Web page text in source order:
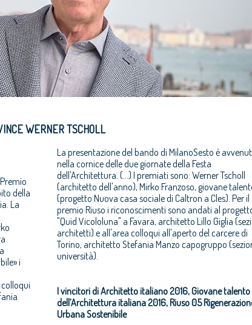
WERNER TSCHOLL
della
La
i
La presentazione del bando di MilanoSesto è
nella cornice delle due giornate della Festa
dell'Architettura. (...) I premiati sono: Werner Tscholl
(architetto dell'anno), Mirko Franzoso, giovane
(progetto Nuova casa sociale di Caltron a Cles). Per il
premio Riuso i riconoscimenti sono andati al
"Quid Vicololuna" a Favara, architetto Lillo Giglia
architetti) e all'area colloqui all'aperto del carcere di
Torino, architetto Stefania Manzo capogruppo
università).
I vincitori di Architetto italiano 2016, Giovane talento
dell’Architettura italiana 2016, Riuso 05
Urbana Sostenibile